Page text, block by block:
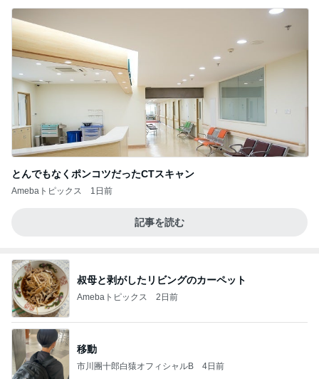
とんでもなくポンコツだったCTスキャン
Amebaトピックス 1日前
記事を読む
叔母と剥がしたリビングのカーペット
Amebaトピックス 2日前
移動
市川團十郎白猿オフィシャルB 4日前